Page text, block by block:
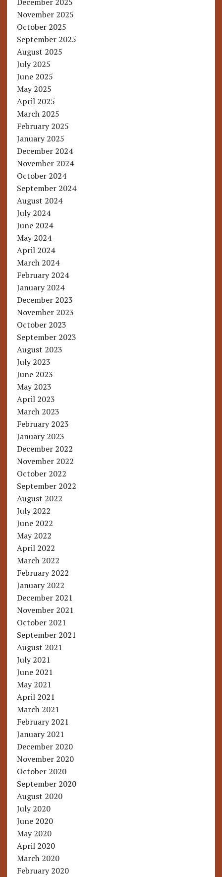
November 2025
October 2025
September 2025
August 2025
July 2025
June 2025
May 2025
April 2025
March 2025
February 2025
January 2025
December 2024
November 2024
October 2024
September 2024
August 2024
July 2024
June 2024
May 2024
April 2024
March 2024
February 2024
January 2024
December 2023
November 2023
October 2023
September 2023
August 2023
July 2023
June 2023
May 2023
April 2023
March 2023
February 2023
January 2023
December 2022
November 2022
October 2022
September 2022
August 2022
July 2022
June 2022
May 2022
April 2022
March 2022
February 2022
January 2022
December 2021
November 2021
October 2021
September 2021
August 2021
July 2021
June 2021
May 2021
April 2021
March 2021
February 2021
January 2021
December 2020
November 2020
October 2020
September 2020
August 2020
July 2020
June 2020
May 2020
April 2020
March 2020
February 2020